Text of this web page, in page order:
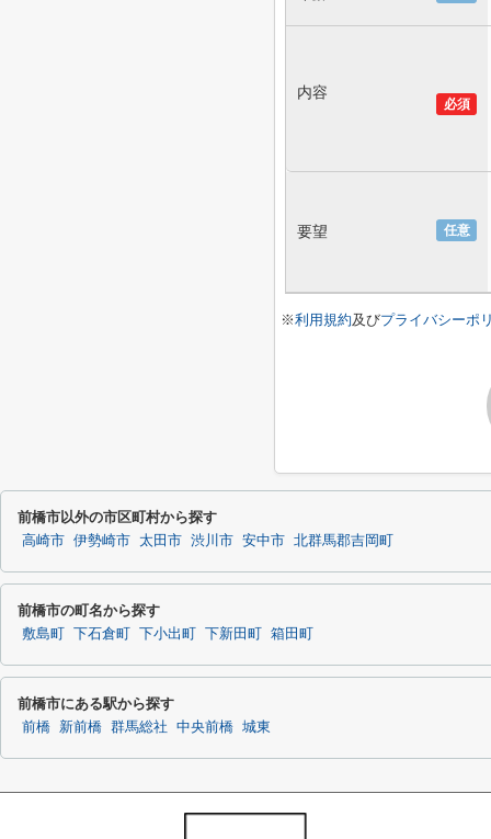
必須
内容
任意
要望
※利用規約及びプライバシーポ
前橋市以外の市区町村から探す
高崎市 伊勢崎市 太田市 渋川市 安中市 北群馬郡吉岡町
前橋市の町名から探す
敷島町 下石倉町 下小出町 下新田町 箱田町
前橋市にある駅から探す
前橋 新前橋 群馬総社 中央前橋 城東